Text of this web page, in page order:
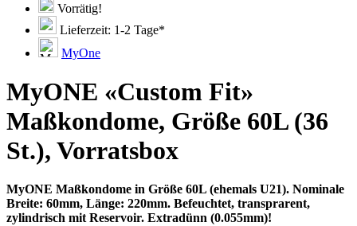
Vorrätig!
Lieferzeit: 1-2 Tage*
MyOne
MyONE «Custom Fit»
Maßkondome, Größe 60L (36
St.), Vorratsbox
MyONE Maßkondome in Größe 60L (ehemals U21). Nominale
Breite: 60mm, Länge: 220mm. Befeuchtet, transprarent,
zylindrisch mit Reservoir. Extradünn (0.055mm)!